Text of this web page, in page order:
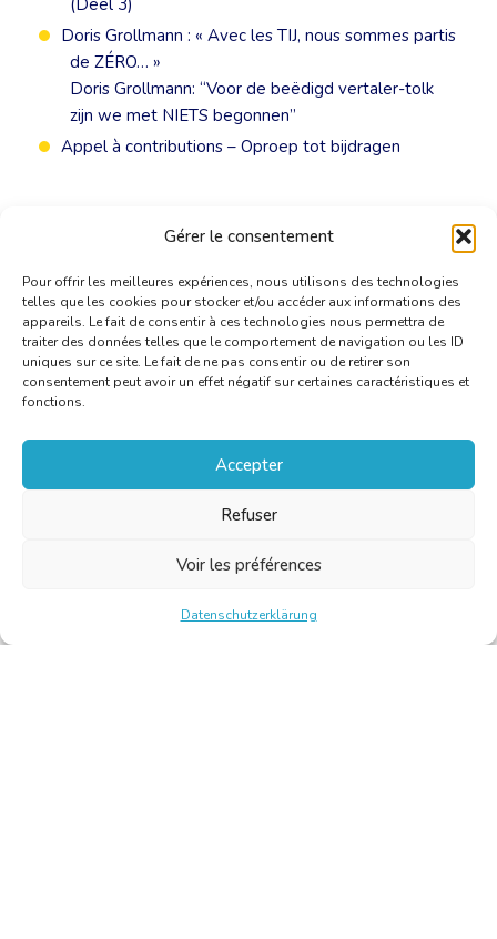
Gérer le consentement
Pour offrir les meilleures expériences, nous utilisons des technologies
telles que les cookies pour stocker et/ou accéder aux informations des
appareils. Le fait de consentir à ces technologies nous permettra de
traiter des données telles que le comportement de navigation ou les ID
uniques sur ce site. Le fait de ne pas consentir ou de retirer son
consentement peut avoir un effet négatif sur certaines caractéristiques et
fonctions.
Accepter
Refuser
Voir les préférences
Datenschutzerklärung
(Deel 3)
Doris Grollmann : « Avec les TIJ, nous sommes partis
de ZÉRO… »
Doris Grollmann: “Voor de beëdigd vertaler-tolk
zijn we met NIETS begonnen”
Appel à contributions – Oproep tot bijdragen